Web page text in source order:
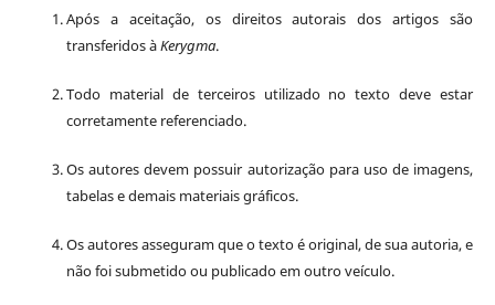
Após a aceitação, os direitos autorais dos artigos são
transferidos àKerygma.
Todo material de terceiros utilizado no texto deve estar
corretamente referenciado.
Os autores devem possuir autorização para uso de imagens,
tabelas e demais materiais gráficos.
Os autores asseguram que o texto é original, de sua autoria, e
não foi submetido ou publicado em outro veículo.